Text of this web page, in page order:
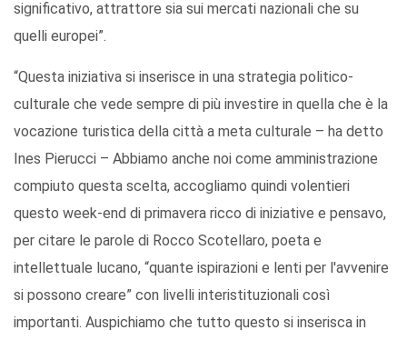
significativo, attrattore sia sui mercati nazionali che su
quelli europei”.
“Questa iniziativa si inserisce in una strategia politico-
culturale che vede sempre di più investire in quella che è la
vocazione turistica della città a meta culturale – ha detto
Ines Pierucci – Abbiamo anche noi come amministrazione
compiuto questa scelta, accogliamo quindi volentieri
questo week-end di primavera ricco di iniziative e pensavo,
per citare le parole di Rocco Scotellaro, poeta e
intellettuale lucano, “quante ispirazioni e lenti per l'avvenire
si possono creare” con livelli interistituzionali così
importanti. Auspichiamo che tutto questo si inserisca in